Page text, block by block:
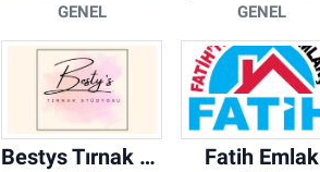
GENEL GENEL
Bestys Tırnak Stüdyosu Fatih Emlak